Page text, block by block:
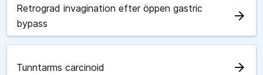
Retrograd invagination efter öppen gastric
bypass
arrow_forward
Tunntarms carcinoid arrow_forward